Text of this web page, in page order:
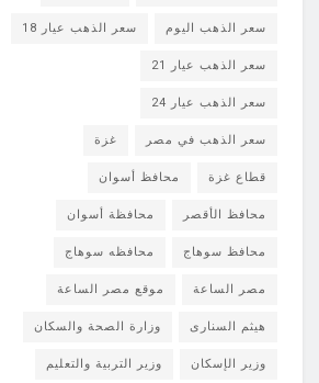
سعر الذهب اليوم سعر الذهب عيار 18
سعر الذهب عيار 21
سعر الذهب عيار 24
سعر الذهب في مصر غزة
قطاع غزة محافظ أسوان
محافظ الأقصر محافظة أسوان
محافظ سوهاج محافظه سوهاج
مصر الساعة موقع مصر الساعة
هيثم السنارى وزارة الصحة والسكان
وزير الإسكان وزير التربية والتعليم